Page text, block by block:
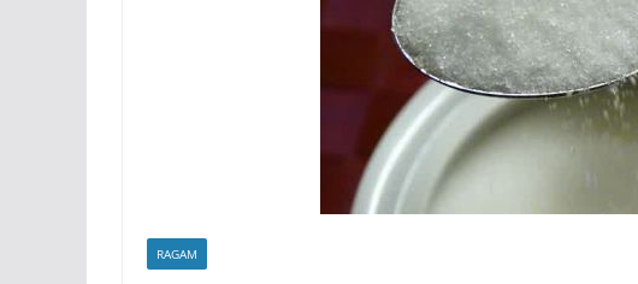
RAGAM